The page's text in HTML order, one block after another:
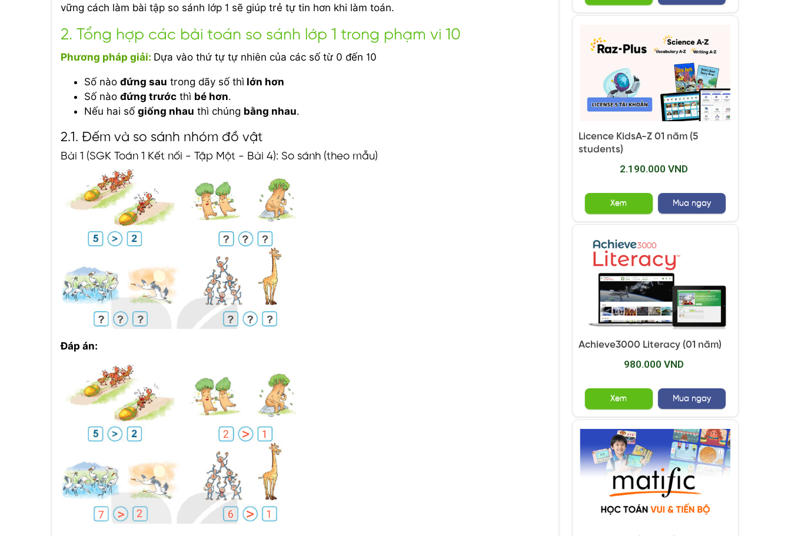
vững cách làm bài tập so sánh lớp 1 sẽ giúp trẻ tự tin hơn khi làm toán.
2. Tổng hợp các bài toán so sánh lớp 1 trong phạm vi 10
Phương pháp giải: Dựa vào thứ tự tự nhiên của các số từ 0 đến 10
Số nào đứng sau trong dãy số thì lớn hơn
Số nào đứng trước thì bé hơn.
Nếu hai số giống nhau thì chúng bằng nhau.
2.1. Đếm và so sánh nhóm đồ vật
Bài 1 (SGK Toán 1 Kết nối - Tập Một - Bài 4): So sánh (theo mẫu)
Đáp án:
Licence KidsA-Z 01 năm (5
students)
2.190.000 VND
Xem Mua ngay
Achieve3000 Literacy (01 năm)
980.000 VND
Xem Mua ngay